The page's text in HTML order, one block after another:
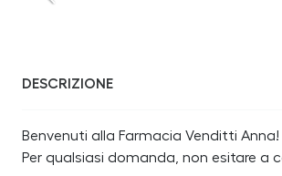
DESCRIZIONE
Benvenuti alla Farmacia Venditti
Per qualsiasi domanda, non esitare a